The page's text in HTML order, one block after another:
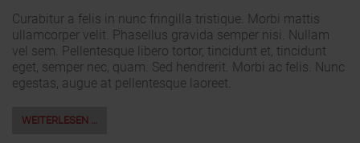
Curabitur a felis in nunc fringilla tristique. Morbi mattis
ullamcorper velit. Phasellus gravida semper nisi. Nullam
vel sem. Pellentesque libero tortor, tincidunt et, tincidunt
eget, semper nec, quam. Sed hendrerit. Morbi ac felis. Nunc
egestas, augue at pellentesque laoreet.
WEITERLESEN …